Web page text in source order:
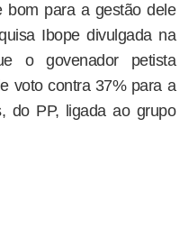
bom para a gestão dele
Ibope divulgada na
o govenador petista
voto contra 37% para a
do PP, ligada ao grupo